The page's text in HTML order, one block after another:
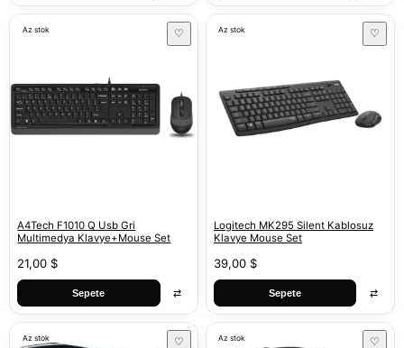
Az stok ♡
A4Tech F1010 Q Usb Gri
Multimedya Klavye+Mouse Set
21,00 $
Sepete ⇄
Az stok ♡
Logitech MK295 Silent Kablosuz
Klavye Mouse Set
39,00 $
Sepete ⇄
Az stok ♡ Az stok ♡